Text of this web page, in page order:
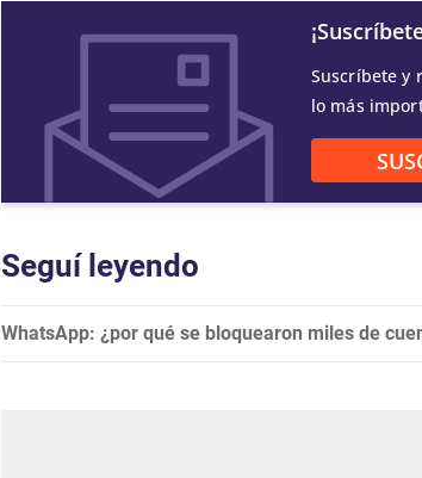
Suscríbete y
lo más
Seguí leyendo
WhatsApp: ¿por qué se bloquearon miles de